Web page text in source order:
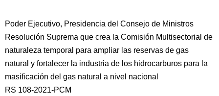
Poder Ejecutivo, Presidencia del Consejo de Ministros
Resolución Suprema que crea la Comisión Multisectorial de
naturaleza temporal para ampliar las reservas de gas
natural y fortalecer la industria de los hidrocarburos para la
masificación del gas natural a nivel nacional
RS 108-2021-PCM